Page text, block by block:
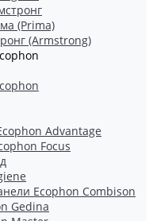
(Prima)
(Armstrong)
Advantage
Focus
Ecophon Combison
Gedina